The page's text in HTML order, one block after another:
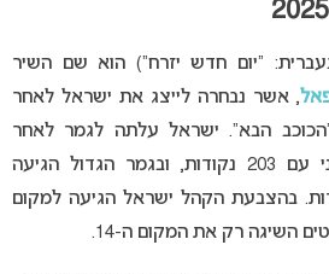
“יום חדש יזרח”) הוא שם השיר
, אשר נבחרה לייצג את ישראל לאחר
בעונה ה-11 של “הכוכב הבא”. ישראל עלתה לגמר לאחר
שניצחה בחצי הגמר השני עם 203 נקודות, ובגמר הגדול הגיעה
השני עם 357 נקודות. בהצבעת הקהל ישראל הגיעה למקום
השיגה רק את המקום ה-14.